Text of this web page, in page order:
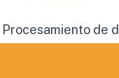
Procesamiento de